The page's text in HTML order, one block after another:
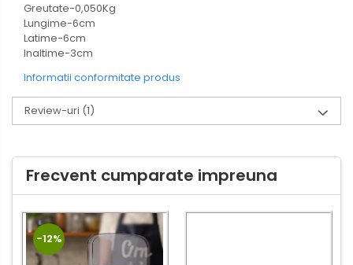
Greutate-0,050Kg
Lungime-6cm
Latime-6cm
Inaltime-3cm
Informatii conformitate produs
Review-uri (1)
Frecvent cumparate impreuna
-12%